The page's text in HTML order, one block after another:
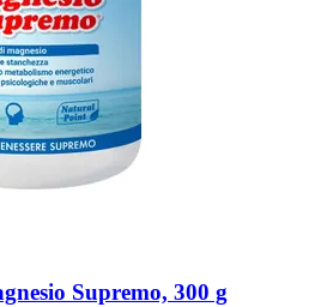
Supremo, 300 g